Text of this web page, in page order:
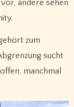
vor, andere sehen
zum
sucht
manchmal